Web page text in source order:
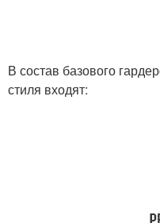
В состав базового
стиля входят: